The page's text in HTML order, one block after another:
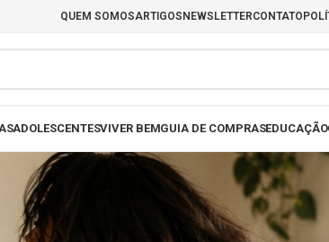
QUEM SOMOSARTIGOS NEWSLETTERCONTATO
ADOLESCENTESVIVER BEMGUIA DE COMPRASEDUCAÇÃO